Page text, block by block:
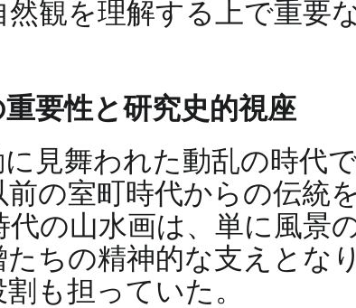
観を理解する上で重要
要性と研究史的視座
見舞われた動乱の時代
の室町時代からの伝統
の山水画は、単に風景
ちの精神的な支えとな
も担っていた。